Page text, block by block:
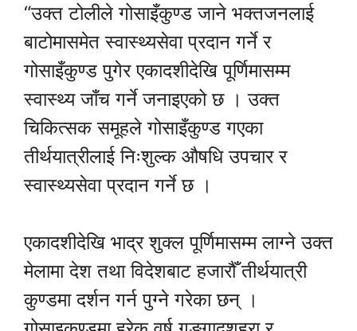
“उक्त टोलीले गोसाइँकुण्ड जाने भक्तजनलाई
बाटोमासमेत स्वास्थ्यसेवा प्रदान गर्ने र
गोसाइँकुण्ड पुगेर एकादशीदेखि पूर्णिमासम्म
स्वास्थ्य जाँच गर्ने जनाइएको छ । उक्त
चिकित्सक समूहले गोसाइँकुण्ड गएका
तीर्थयात्रीलाई निःशुल्क औषधि उपचार र
स्वास्थ्यसेवा प्रदान गर्ने छ ।
एकादशीदेखि भाद्र शुक्ल पूर्णिमासम्म लाग्ने उक्त
मेलामा देश तथा विदेशबाट हजारौँ तीर्थयात्री
कुण्डमा दर्शन गर्न पुग्ने गरेका छन् ।